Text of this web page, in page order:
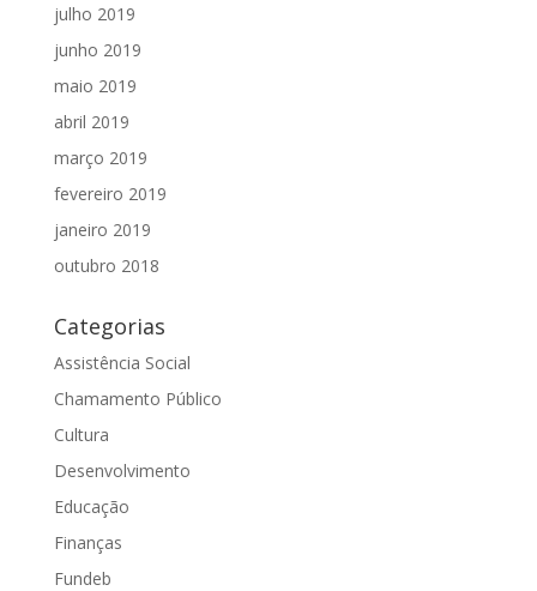
julho 2019
junho 2019
maio 2019
abril 2019
março 2019
fevereiro 2019
janeiro 2019
outubro 2018
Categorias
Assistência Social
Chamamento Público
Cultura
Desenvolvimento
Educação
Finanças
Fundeb